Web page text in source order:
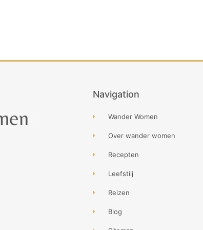
Navigation
Wander Women
Over wander women
Recepten
Leefstilj
Reizen
Blog